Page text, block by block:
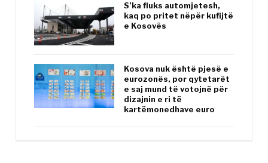
S’ka fluks automjetesh,
kaq po pritet nëpër kufijtë
e Kosovës
Kosova nuk është pjesë e
eurozonës, por qytetarët
e saj mund të votojnë për
dizajnin e ri të
kartëmonedhave euro